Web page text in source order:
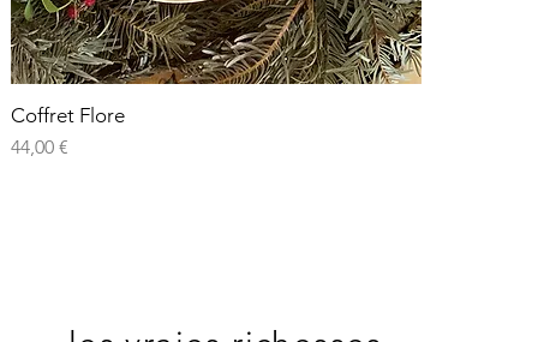
Coffret Flore
Prix
44,00 €